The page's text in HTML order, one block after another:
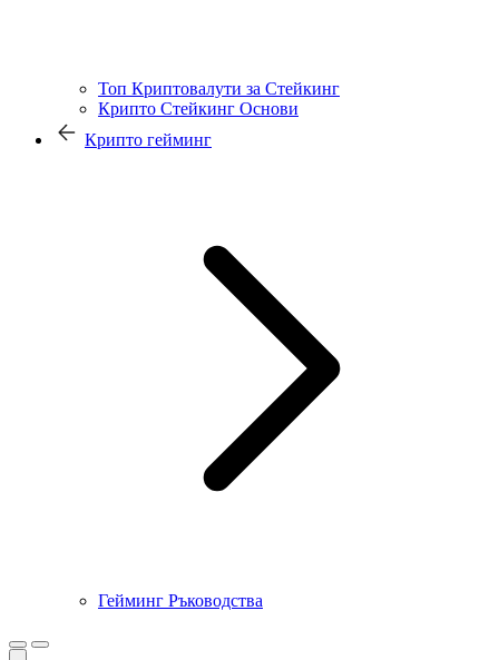
Топ Криптовалути за Стейкинг
Крипто Стейкинг Основи
Крипто гейминг
Гейминг Ръководства